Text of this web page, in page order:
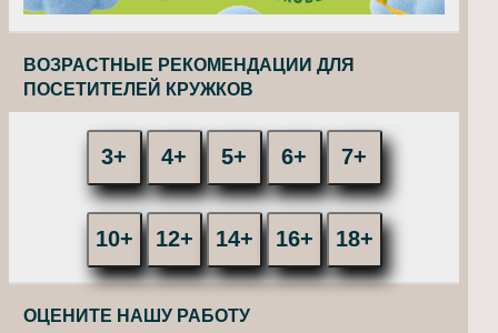
ВОЗРАСТНЫЕ РЕКОМЕНДАЦИИ ДЛЯ
ПОСЕТИТЕЛЕЙ КРУЖКОВ
3+ 4+ 5+ 6+ 7+
10+ 12+ 14+ 16+ 18+
ОЦЕНИТЕ НАШУ РАБОТУ